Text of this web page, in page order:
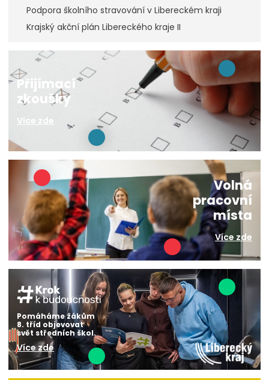
Podpora školního stravování v Libereckém kraji
Krajský akční plán Libereckého kraje II
Přijímací
zkoušky
Více zde
Volná
pracovní
místa
Více zde
Pomáháme žákům
8. tříd objevovat
svět středních škol.
Více zde